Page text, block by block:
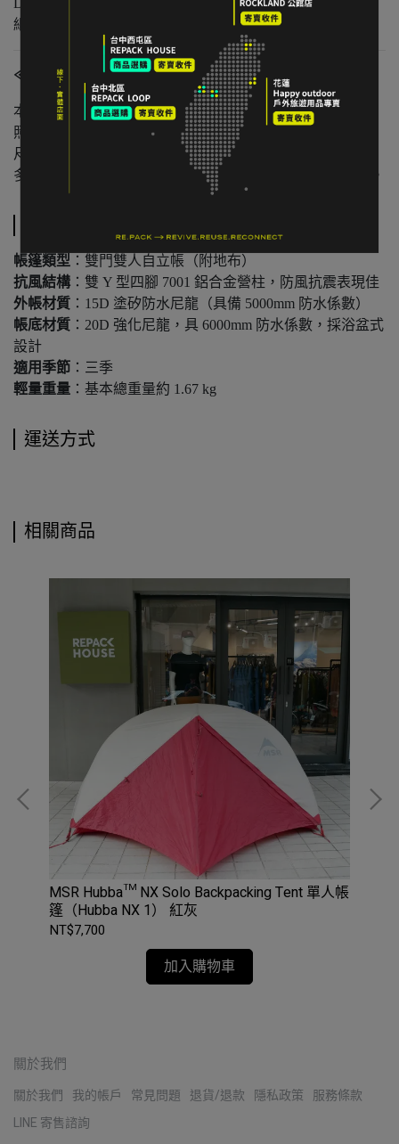
D 級｜重度使用 / 長期未使用 / 影響主要功能的瑕疵，請仔
細評估商品狀況
≪注意事項≫
本店與實體店同步販售，庫存可能有時間差。
照片已盡量呈現實色，螢幕設定不同可能略有差異。
尺寸為人工測量，可能有些微誤差。
多件不同門市商品將併單出貨，出貨時間可能延後 1–2 日。
帳篷類型 ：雙門雙人自立帳（附地布）
抗風結構 ：雙 Y 型四腳 7001 鋁合金營柱，防風抗震表現佳
外帳材質 ：15D 塗矽防水尼龍（具備 5000mm 防水係數）
帳底材質 ：20D 強化尼龍，具 6000mm 防水係數，採浴盆式
設計
適用季節 ：三季
輕量重量 ：基本總重量約 1.67 kg
運送方式
相關商品
MSR Hubba™ NX Solo Backpacking Tent 單人帳
篷（Hubba NX 1） 紅灰
NT$7,700
加入購物車
關於我們
關於我們 我的帳戶 常見問題 退貨/退款 隱私政策 服務條款
LINE 寄售諮詢